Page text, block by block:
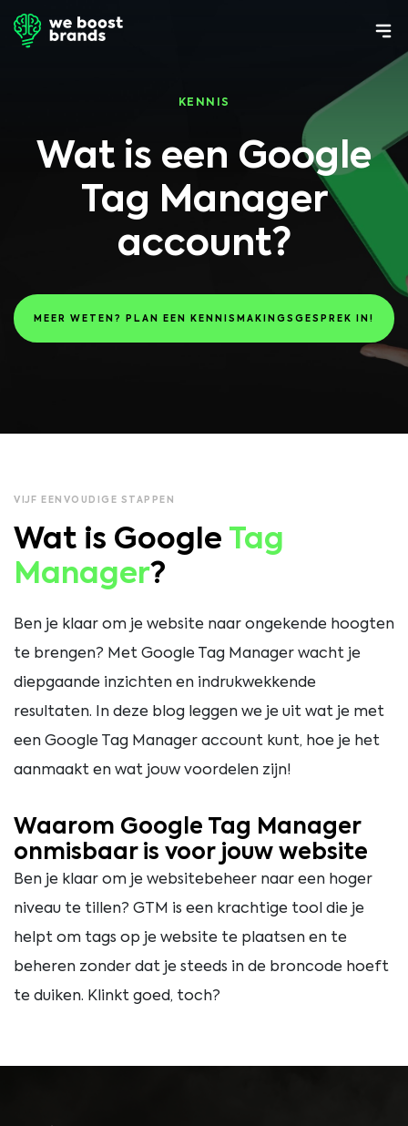
KENNIS
Wat is een Google
Tag Manager
account?
MEER WETEN? PLAN EEN KENNISMAKINGSGESPREK IN!
VIJF EENVOUDIGE STAPPEN
Wat is Google Tag
Manager?
Ben je klaar om je website naar ongekende hoogten
te brengen? Met Google Tag Manager wacht je
diepgaande inzichten en indrukwekkende
resultaten. In deze blog leggen we je uit wat je met
een Google Tag Manager account kunt, hoe je het
aanmaakt en wat jouw voordelen zijn!
Waarom Google Tag Manager
onmisbaar is voor jouw website
Ben je klaar om je websitebeheer naar een hoger
niveau te tillen? GTM is een krachtige tool die je
helpt om tags op je website te plaatsen en te
beheren zonder dat je steeds in de broncode hoeft
te duiken. Klinkt goed, toch?